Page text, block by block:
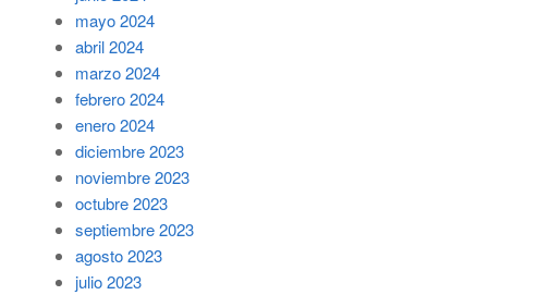
mayo 2024
abril 2024
marzo 2024
febrero 2024
enero 2024
diciembre 2023
noviembre 2023
octubre 2023
septiembre 2023
agosto 2023
julio 2023